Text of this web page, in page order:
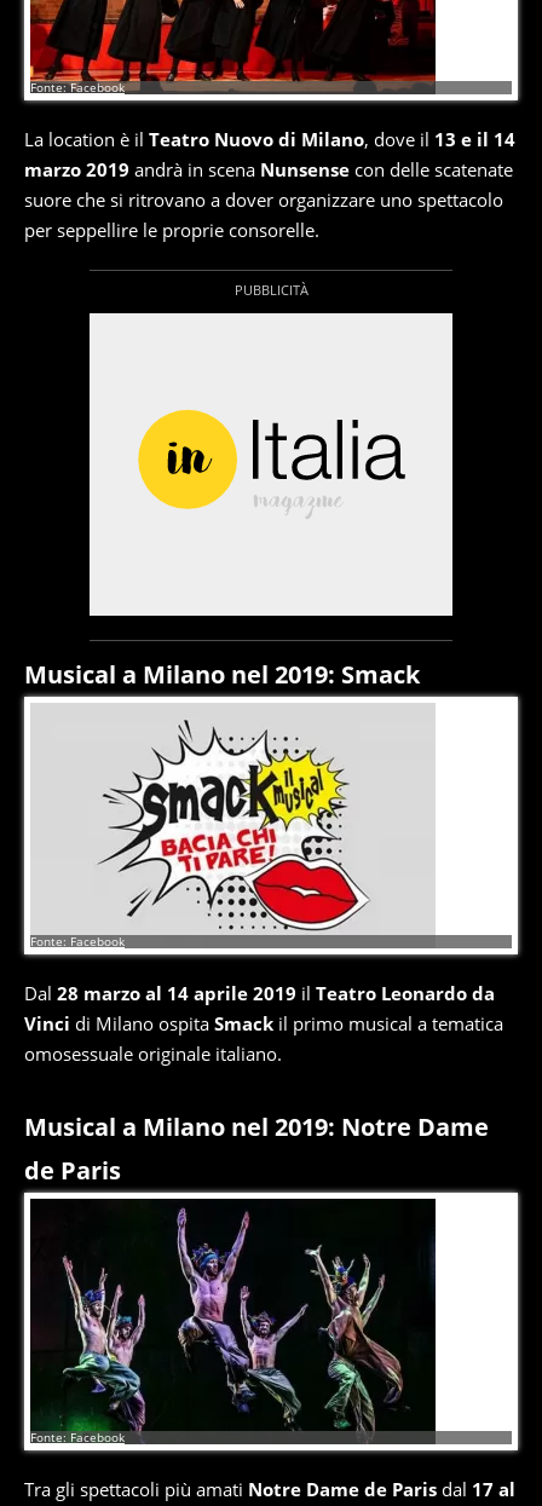
Fonte: Facebook
La location è il Teatro Nuovo di Milano, dove il 13 e il 14
marzo 2019 andrà in scena Nunsense con delle scatenate
suore che si ritrovano a dover organizzare uno spettacolo
per seppellire le proprie consorelle.
Musical a Milano nel 2019: Smack
Fonte: Facebook
Dal 28 marzo al 14 aprile 2019 il Teatro Leonardo da
Vinci di Milano ospita Smack il primo musical a tematica
omosessuale originale italiano.
Musical a Milano nel 2019: Notre Dame
de Paris
Fonte: Facebook
Tra gli spettacoli più amati Notre Dame de Paris dal 17 al